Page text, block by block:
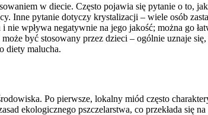
w diecie. Często pojawia się pytanie o to,
pytanie dotyczy krystalizacji – wiele osób
wpływa negatywnie na jego jakość; można go
być stosowany przez dzieci – ogólnie uznaje
diety malucha.
Po pierwsze, lokalny miód często
ekologicznego pszczelarstwa, co przekłada się